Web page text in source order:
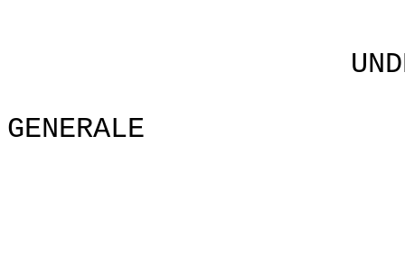
GENERALE